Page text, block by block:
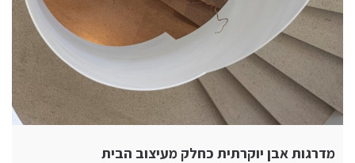
מדרגות אבן יוקרתית כחלק מעיצוב הבית